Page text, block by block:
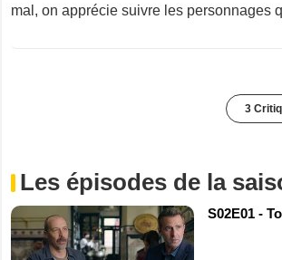
mal, on apprécie suivre les personnages
3
Les épisodes de la
S02E01 -